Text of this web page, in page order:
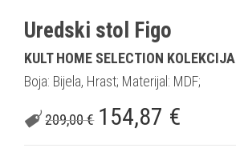
Uredski stol Figo
KULT HOME SELECTION KOLEKCIJA
Boja: Bijela, Hrast; Materijal: MDF;
209,00€ 154,87 €